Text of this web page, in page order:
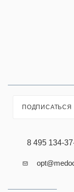
ПОДПИСАТЬСЯ
8 495 134-